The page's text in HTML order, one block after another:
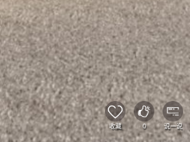
收藏 0 说一说